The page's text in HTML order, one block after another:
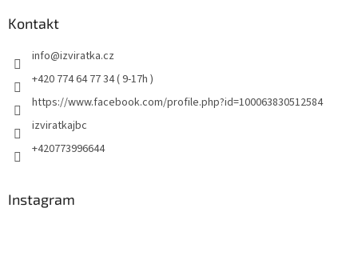
Kontakt
info@izviratka.cz
+420 774 64 77 34 ( 9-17h )
https://www.facebook.com/profile.php?id=100063830512584
izviratkajbc
+420773996644
Instagram